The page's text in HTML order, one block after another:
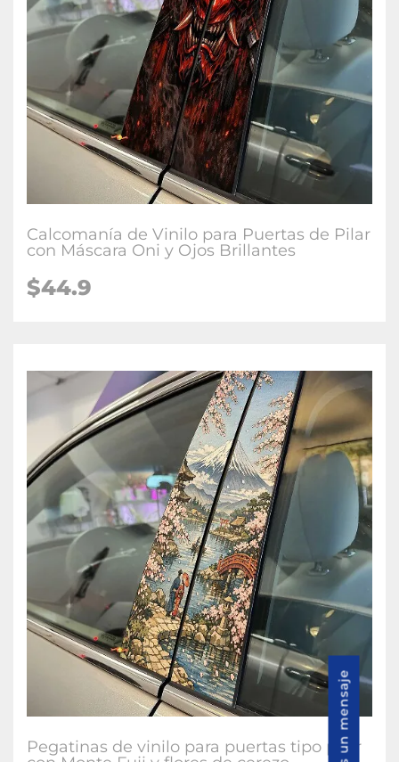
Calcomanía de Vinilo para Puertas de Pilar
con Máscara Oni y Ojos Brillantes
$44.9
Pegatinas de vinilo para puertas tipo pilar